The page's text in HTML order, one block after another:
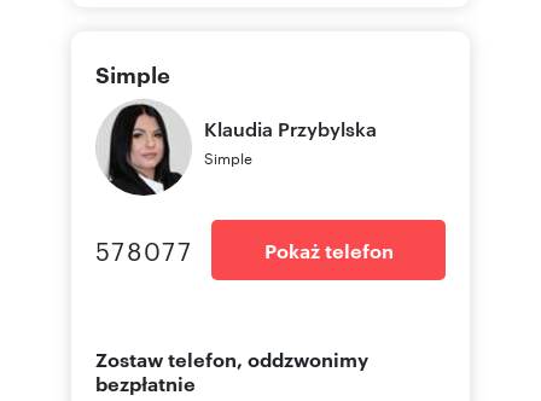
Simple
Klaudia Przybylska
Simple
578077 Pokaż telefon
Zostaw telefon, oddzwonimy
bezpłatnie